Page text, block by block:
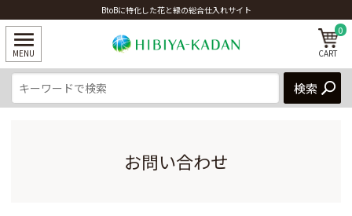
0
BtoBに特化した花と緑の総合仕入れサイト
お問い合わせ